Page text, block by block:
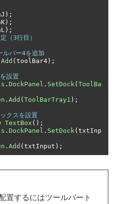
);
);
);
（3行目）
バー4を追加
Add (toolBar4);
設置
. DockPanel . SetDock (ToolBa
. Add (ToolBarTray1 );
クスを設置
TextBox ();
. DockPanel . SetDock (txtInp
. Add (txtInput );
置するにはツールバート